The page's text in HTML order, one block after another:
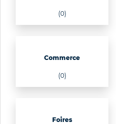
(0)
Commerce
(0)
Foires